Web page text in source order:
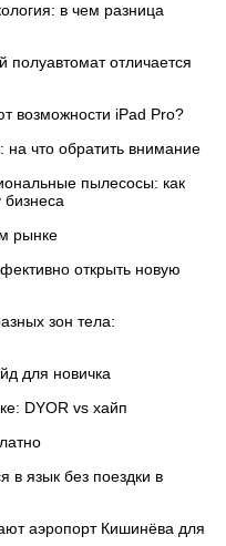
в чем разница
отличается
возможности iPad Pro?
на что обратить внимание
пылесосы: как
бизнеса
рынке
открыть новую
зон тела:
для новичка
DYOR vs хайп
в язык без поездки в
аэропорт Кишинёва для